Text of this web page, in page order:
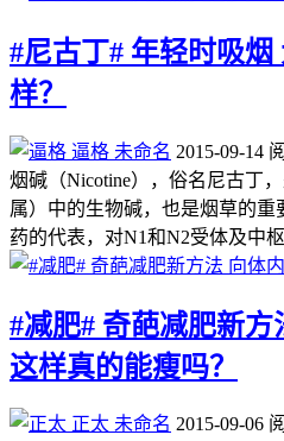
#尼古丁# 年轻时吸
样？
逼格 未命名 2015-09-14
烟碱（Nicotine），俗名尼古丁
属）中的生物碱，也是烟草的
药的代表，对N1和N2受体及中
#减肥# 奇葩减肥新
这样真的能瘦吗？
正太 未命名 2015-09-06